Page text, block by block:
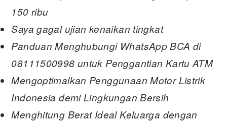
150 ribu
Saya gagal ujian kenaikan tingkat
Panduan Menghubungi WhatsApp BCA di
08111500998 untuk Penggantian Kartu ATM
Mengoptimalkan Penggunaan Motor Listrik
Indonesia demi Lingkungan Bersih
Menghitung Berat Ideal Keluarga dengan